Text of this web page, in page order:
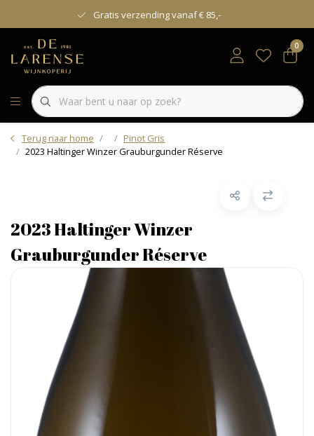
Gratis verzending vanaf € 85,-
0
Terug naar home
Pinot Gris
2023 Haltinger Winzer Grauburgunder Réserve
2023 Haltinger Winzer
Grauburgunder Réserve